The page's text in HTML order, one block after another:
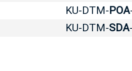
KU-DTM-POA
KU-DTM-SDA